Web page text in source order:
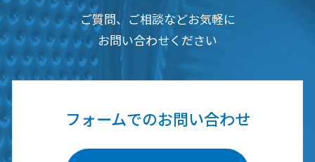
ご質問、ご相談などお気軽に
お問い合わせください
フォームでのお問い合わせ